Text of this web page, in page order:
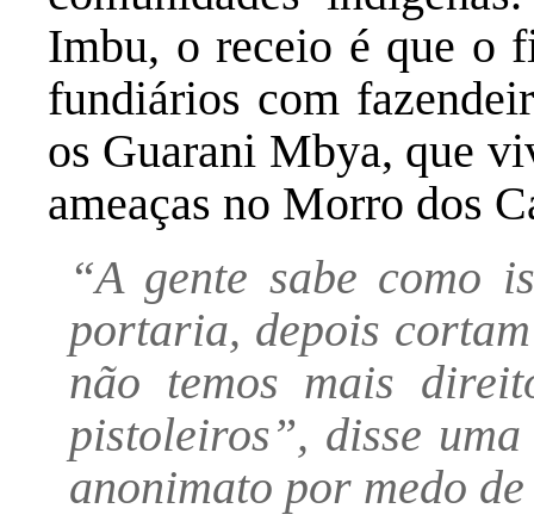
Imbu, o receio é que o
fundiários com
os Guarani Mbya, que
ameaças no Morro dos
“A gente sabe como
portaria, depois
não temos mais
pistoleiros”, disse
anonimato por medo